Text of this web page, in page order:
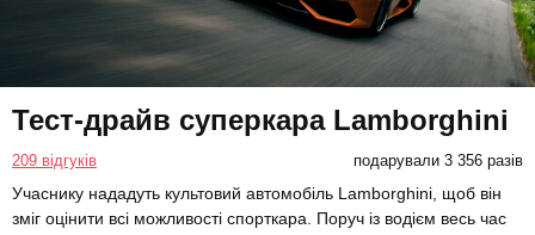
Тест-драйв суперкара Lamborghini
209 відгуків подарували 3 356 разів
Учаснику нададуть культовий автомобіль Lamborghini, щоб він
зміг оцінити всі можливості спорткара. Поруч із водієм весь час